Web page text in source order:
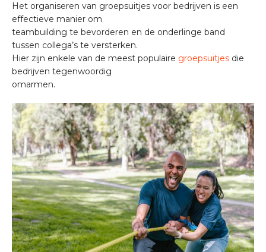
Het organiseren van groepsuitjes voor bedrijven is een
effectieve manier om
teambuilding te bevorderen en de onderlinge band
tussen collega’s te versterken.
Hier zijn enkele van de meest populaire groepsuitjes die
bedrijven tegenwoordig
omarmen.